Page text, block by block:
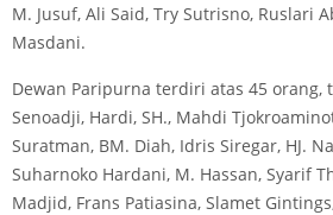
M. Jusuf, Ali Said, Try Sutrisno, Ruslari
Masdani.
Dewan Paripurna terdiri atas 45 orang,
Senoadji, Hardi, SH., Mahdi
Suratman, BM. Diah, Idris Siregar, HJ.
Suharnoko Hardani, M. Hassan, Syarif
Madjid, Frans Patiasina, Slamet